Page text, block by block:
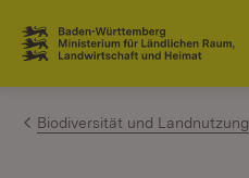
Zum Inhalt springen
Link zur Startseite
Biodiversität und Landnutzung